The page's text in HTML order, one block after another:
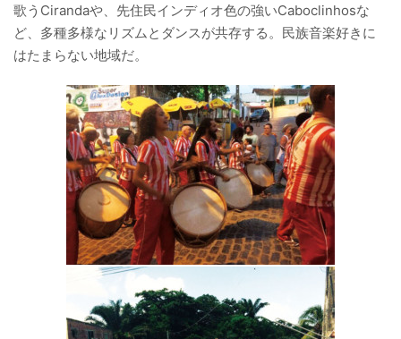
歌うCirandaや、先住民インディオ色の強いCaboclinhosな
ど、多種多様なリズムとダンスが共存する。民族音楽好きに
はたまらない地域だ。